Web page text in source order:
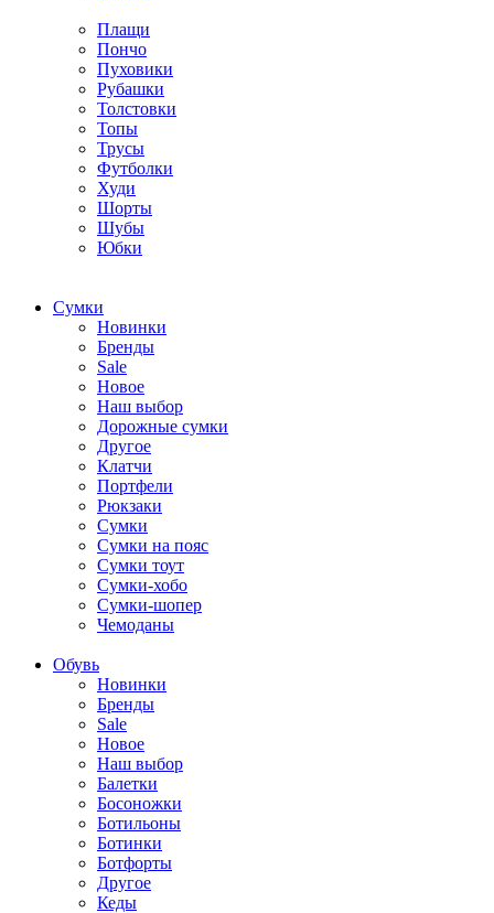
Плащи
Пончо
Пуховики
Рубашки
Толстовки
Топы
Трусы
Футболки
Худи
Шорты
Шубы
Юбки
Cумки
Новинки
Бренды
Sale
Новое
Наш выбор
Дорожные сумки
Другое
Клатчи
Портфели
Рюкзаки
Сумки
Сумки на пояс
Сумки тоут
Сумки-хобо
Сумки-шопер
Чемоданы
Обувь
Новинки
Бренды
Sale
Новое
Наш выбор
Балетки
Босоножки
Ботильоны
Ботинки
Ботфорты
Другое
Кеды